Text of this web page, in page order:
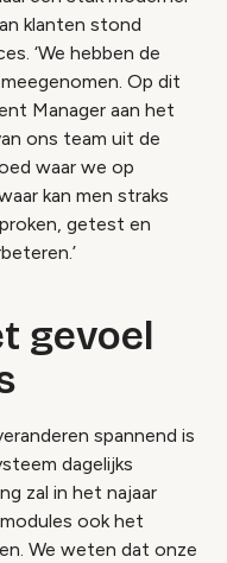
klanten stond
‘We hebben de
Op dit
Manager aan het
ons team uit de
waar we op
kan men straks
getest en
gevoel
spannend is
dagelijks
zal in het najaar
ook het
We weten dat onze